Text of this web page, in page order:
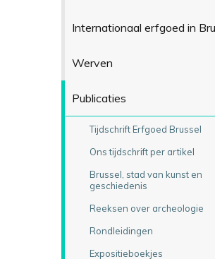
Internationaal erfgoed in
Werven
Publicaties
Tijdschrift Erfgoed Brussel
Ons tijdschrift per artikel
Brussel, stad van kunst en
geschiedenis
Reeksen over archeologie
Rondleidingen
Expositieboekjes